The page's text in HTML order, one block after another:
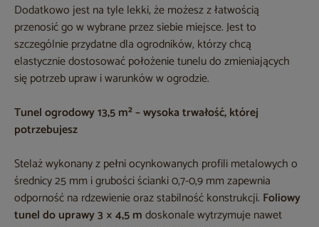
Dodatkowo jest na tyle lekki, że możesz z łatwością
przenosić go w wybrane przez siebie miejsce. Jest to
szczególnie przydatne dla ogrodników, którzy chcą
elastycznie dostosować położenie tunelu do zmieniających
się potrzeb upraw i warunków w ogrodzie.
Tunel ogrodowy 13,5 m² – wysoka trwałość, której
potrzebujesz
Stelaż wykonany z pełni ocynkowanych profili metalowych o
średnicy 25 mm i grubości ścianki 0,7-0,9 mm zapewnia
odporność na rdzewienie oraz stabilność konstrukcji. Foliowy
tunel do uprawy 3 × 4,5 mdoskonale wytrzymuje nawet